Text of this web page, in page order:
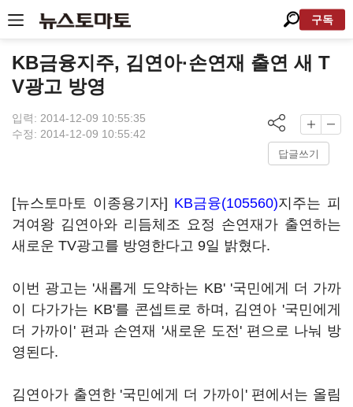
구독
KB금융지주, 김연아·손연재 출연 새 T
V광고 방영
입력: 2014-12-09 10:55:35
수정: 2014-12-09 10:55:42
답글쓰기
[뉴스토마토 이종용기자] KB금융(105560)지주는 피
겨여왕 김연아와 리듬체조 요정 손연재가 출연하는
새로운 TV광고를 방영한다고 9일 밝혔다.
이번 광고는 '새롭게 도약하는 KB' '국민에게 더 가까
이 다가가는 KB'를 콘셉트로 하며, 김연아 '국민에게
더 가까이' 편과 손연재 '새로운 도전' 편으로 나눠 방
영된다.
김연아가 출연한 '국민에게 더 가까이' 편에서는 올림